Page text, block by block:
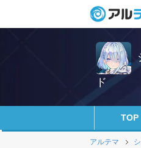
ド
TOP
アルテマ